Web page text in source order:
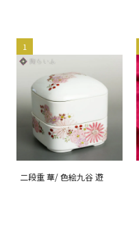
1
二段重 華/ 色絵九谷 遊